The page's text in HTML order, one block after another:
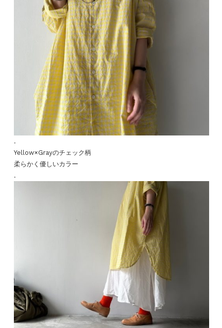
.
Yellow×Grayのチェック柄
柔らかく優しいカラー
.